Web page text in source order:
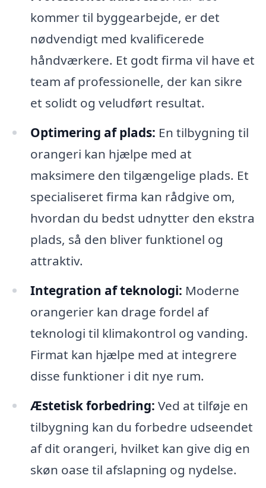
kommer til byggearbejde, er det
nødvendigt med kvalificerede
håndværkere. Et godt firma vil have et
team af professionelle, der kan sikre
et solidt og veludført resultat.
Optimering af plads: En tilbygning til
orangeri kan hjælpe med at
maksimere den tilgængelige plads. Et
specialiseret firma kan rådgive om,
hvordan du bedst udnytter den ekstra
plads, så den bliver funktionel og
attraktiv.
Integration af teknologi: Moderne
orangerier kan drage fordel af
teknologi til klimakontrol og vanding.
Firmat kan hjælpe med at integrere
disse funktioner i dit nye rum.
Æstetisk forbedring: Ved at tilføje en
tilbygning kan du forbedre udseendet
af dit orangeri, hvilket kan give dig en
skøn oase til afslapning og nydelse.